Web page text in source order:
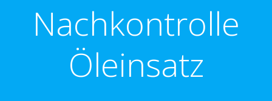
Nachkontrolle
Öleinsatz